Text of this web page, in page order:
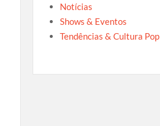
Notícias
Shows & Eventos
Tendências & Cultura Pop